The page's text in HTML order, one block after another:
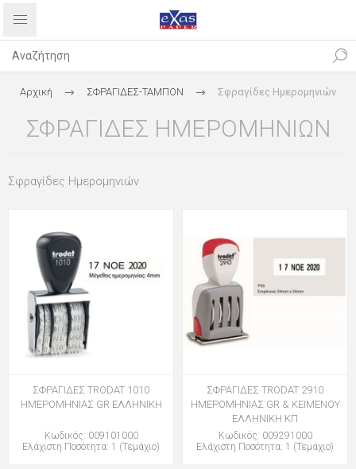
Αρχική ΣΦΡΑΓΙΔΕΣ-ΤΑΜΠΟΝ Σφραγίδες Ημερομηνιών
ΣΦΡΑΓΊΔΕΣ ΗΜΕΡΟΜΗΝΙΏΝ
Σφραγίδες Ημερομηνιών
ΣΦΡΑΓΙΔΕΣ TRODAT 1010
ΗΜΕΡΟΜΗΝΙΑΣ GR ΕΛΛΗΝΙΚΗ
Κωδικός: 009101000
Ελάχιστη Ποσότητα: 1 (Τεμάχιο)
ΣΦΡΑΓΙΔΕΣ TRODAT 2910
ΗΜΕΡΟΜΗΝΙΑΣ GR & ΚΕΙΜΕΝΟΥ
ΕΛΛΗΝΙΚΗ ΚΠ
Κωδικός: 009291000
Ελάχιστη Ποσότητα: 1 (Τεμάχιο)